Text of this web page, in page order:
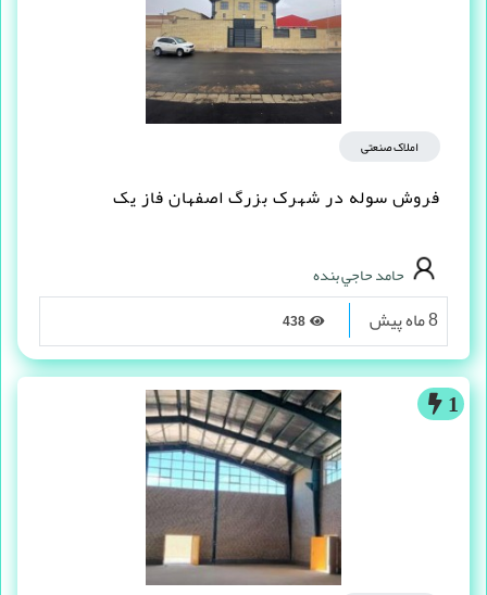
املاک صنعتی
فروش سوله در شهرک بزرگ اصفهان فاز یک
حامد حاجي بنده
8 ماه پیش
1